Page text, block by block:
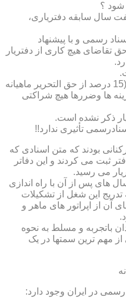
شود ؟
سال سابقه دفتریاری،
رسمی و با پیشنهاد
هیچ کاری از دفتریار
دفتریار فقط در درآمد شریک است (15 درصد از حق التحریر ماهیانه
ها وضررها هیچ شراکتی
ذکر نشده است.
تأثیری ندارد!!
بودند که متن اسنادی که
ثبت می کردند و این دفاتر
می رسید.
های ۱۳۹۲ تا سال ۱۳۹۵ و سال های پس از آن با راه اندازی
تدریج این شغل از تشکیلات
آن از اپراتور های ماهر و
باتجربه و مسلط به نحوه
مهم ترین سمتها در یک
در ایران وجود دارد: